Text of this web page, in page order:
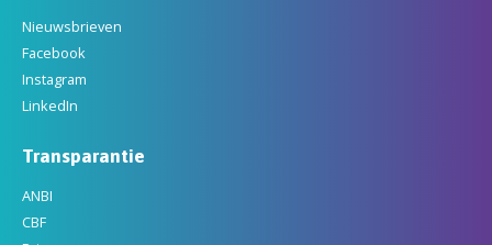
Nieuwsbrieven
Facebook
Instagram
LinkedIn
Transparantie
ANBI
CBF